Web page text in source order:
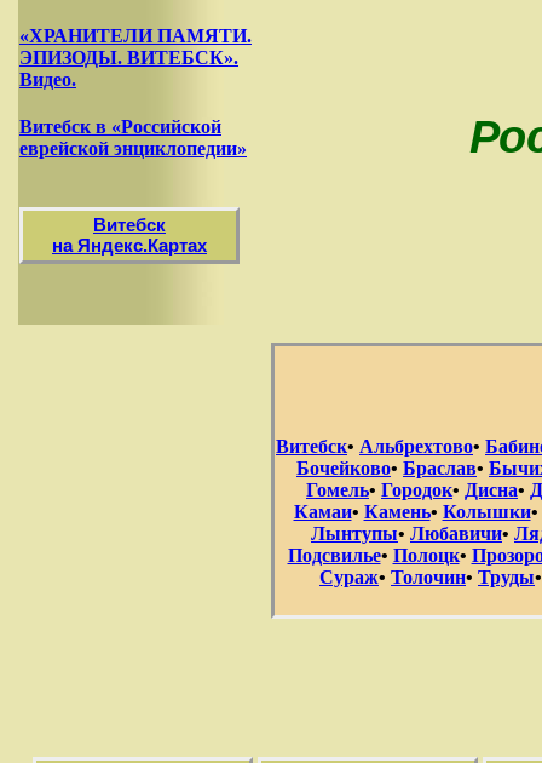
«ХРАНИТЕЛИ ПАМЯТИ.
ЭПИЗОДЫ. ВИТЕБСК».
Видео.
Витебск в «Российской
еврейской энциклопедии»
Витебск
на Яндекс.Картах
Витебск• Альбрехтово•
Бочейково• Браслав•
Гомель• Городок• Дисна•
Камаи• Камень• Колышки•
Лынтупы• Любавичи•
Подсвилье• Полоцк•
Сураж• Толочин• Труды